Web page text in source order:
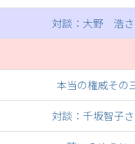
対談：大野 浩
本当の権威その
対談：千坂智子